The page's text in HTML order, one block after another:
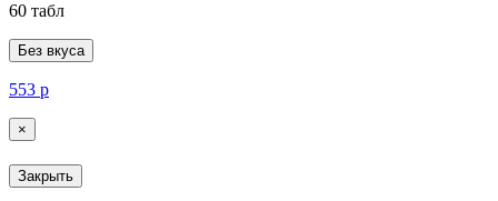
60 табл
Без вкуса
553 р
×
Закрыть